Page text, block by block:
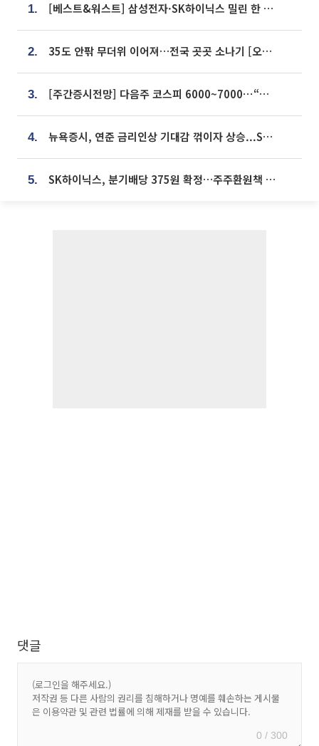
1. [베스트&워스트] 삼성전자·SK하이닉스 밀린 한 주…상상인증권은 85% 급등
2. 35도 안팎 무더위 이어져…전국 곳곳 소나기 [오늘 날씨]
3. [주간증시전망] 다음주 코스피 6000~7000⋯“外人 수급은 정책이 변수”
4. 뉴욕증시, 연준 금리인상 기대감 꺾이자 상승...S&P500 사상 최고치 [종합]
5. SK하이닉스, 분기배당 375원 확정…주주환원책 9월로 앞당겨 발표
댓글
0 / 300